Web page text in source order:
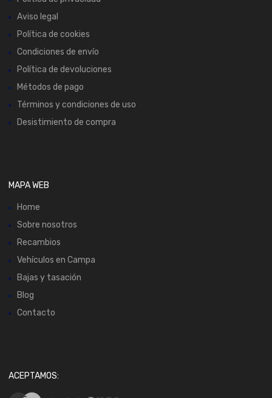
Aviso legal
Política de cookies
Condiciones de envío
Política de devoluciones
Métodos de pago
Términos y condiciones de uso
Desistimiento de compra
MAPA WEB
Home
Sobre nosotros
Recambios
Vehículos en Campa
Bajas y tasación
Blog
Contacto
ACEPTAMOS: